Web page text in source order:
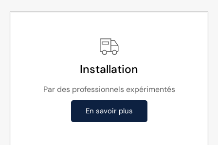
Installation
Par des professionnels expérimentés
En savoir plus